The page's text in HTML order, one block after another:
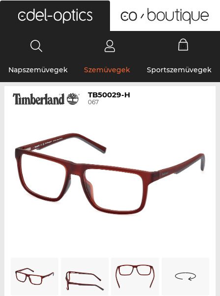
Napszemüvegek Szemüvegek Sportszemüvegek
TB50029-H
067